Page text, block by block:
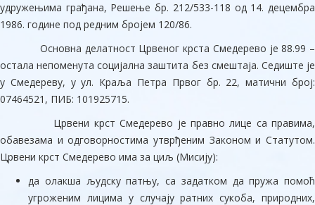
удружењима грађана, Решење бр. 212/533-118 од 14. децембра
1986. године под редним бројем 120/86.
Основна делатност Црвеног крста Смедерево је 88.99 –
остала непоменута социјална заштита без смештаја. Седиште је
у Смедереву, у ул. Краља Петра Првог бр. 22, матични број:
07464521, ПИБ: 101925715.
Црвени крст Смедерево је правно лице са правима,
обавезама и одговорностима утврђеним Законом и Статутом.
Црвени крст Смедерево има за циљ (Мисију):
да олакша људску патњу, са задатком да пружа помоћ
угроженим лицима у случају ратних сукоба, природних,